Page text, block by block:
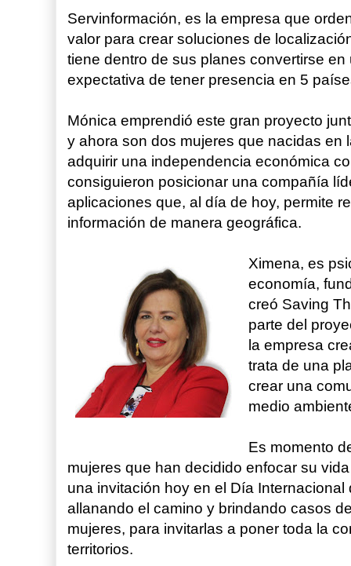
Servinformación, es la empresa que
valor para crear soluciones de
tiene dentro de sus planes convertirse
expectativa de tener presencia en 5
Mónica emprendió este gran proyecto
y ahora son dos mujeres que nacidas en
adquirir una independencia económica
consiguieron posicionar una compañía
aplicaciones que, al día de hoy, permite
información de manera geográfica.
Ximena, es
economía,
creó Saving
parte del
la empresa
trata de una
crear una
medio
Es momento
mujeres que han decidido enfocar su
una invitación hoy en el Día
allanando el camino y brindando casos
mujeres, para invitarlas a poner toda la
territorios.